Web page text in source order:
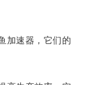
速器，它们的